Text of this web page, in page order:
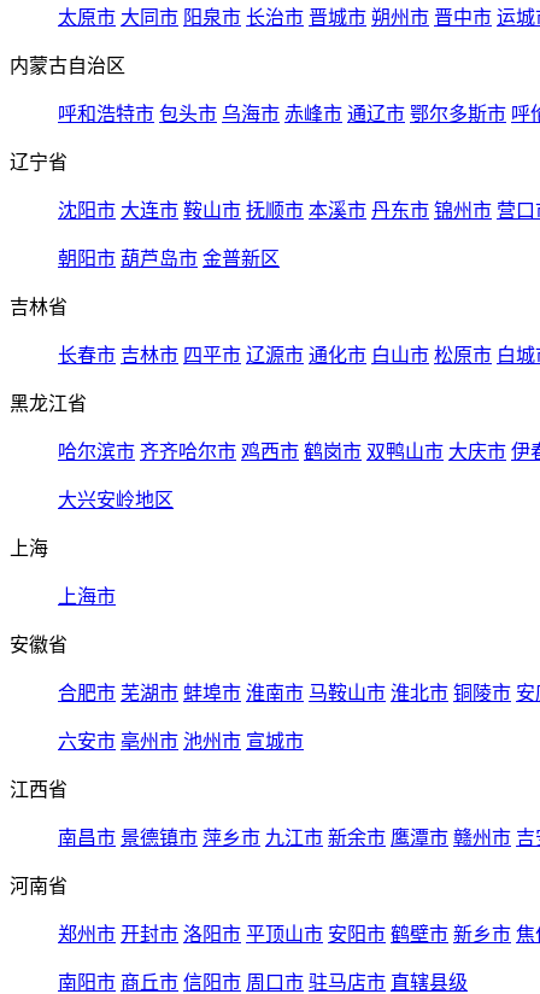
太原市 大同市 阳泉市 长治市 晋城市 朔州市 晋中市 运城
内蒙古自治区
呼和浩特市 包头市 乌海市 赤峰市 通辽市 鄂尔多斯市 呼
辽宁省
沈阳市 大连市 鞍山市 抚顺市 本溪市 丹东市 锦州市 营口
朝阳市 葫芦岛市 金普新区
吉林省
长春市 吉林市 四平市 辽源市 通化市 白山市 松原市 白城
黑龙江省
哈尔滨市 齐齐哈尔市 鸡西市 鹤岗市 双鸭山市 大庆市 伊
大兴安岭地区
上海
上海市
安徽省
合肥市 芜湖市 蚌埠市 淮南市 马鞍山市 淮北市 铜陵市 安
六安市 亳州市 池州市 宣城市
江西省
南昌市 景德镇市 萍乡市 九江市 新余市 鹰潭市 赣州市 吉
河南省
郑州市 开封市 洛阳市 平顶山市 安阳市 鹤壁市 新乡市 焦
南阳市 商丘市 信阳市 周口市 驻马店市 直辖县级